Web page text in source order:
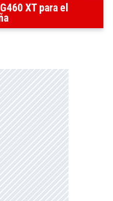
XT para el